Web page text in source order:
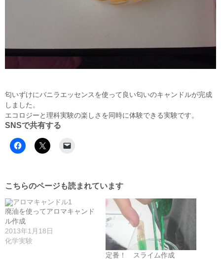
匂いずけにバニラエッセンスを使って良い匂いのキャンドルが完成
しました。
エコロジーと理科実験の楽しさを同時に体験できる実験です。
SNSで共有する
こちらのページも読まれています
廃油を使ってアロマキャンド
ル作成
2013年1月18日
化学実験
定番！ スライム作成